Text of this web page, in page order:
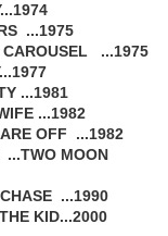
...1975
CAROUSEL ...1975
...1981
...1982
OFF ...1982
...TWO MOON
...1990
KID...2000